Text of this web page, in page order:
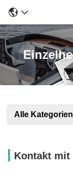
Alle Kategorien
Kontakt mit